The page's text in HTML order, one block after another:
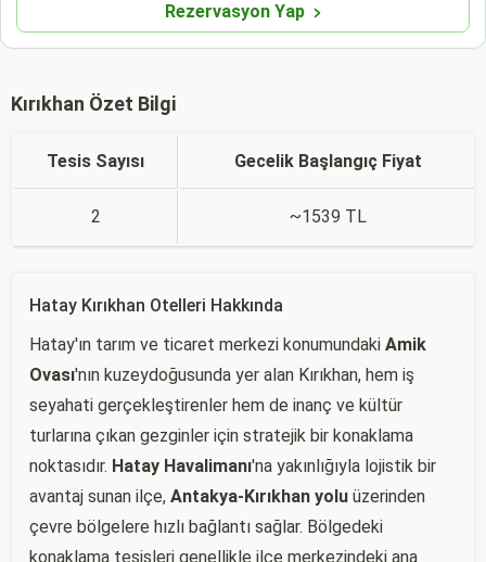
Rezervasyon Yap
Kırıkhan Özet Bilgi
Tesis Sayısı Gecelik Başlangıç Fiyat
2 ~1539 TL
Hatay Kırıkhan Otelleri Hakkında
Hatay'ın tarım ve ticaret merkezi konumundaki Amik
Ovası'nın kuzeydoğusunda yer alan Kırıkhan, hem iş
seyahati gerçekleştirenler hem de inanç ve kültür
turlarına çıkan gezginler için stratejik bir konaklama
noktasıdır. Hatay Havalimanı'na yakınlığıyla lojistik bir
avantaj sunan ilçe, Antakya-Kırıkhan yolu üzerinden
çevre bölgelere hızlı bağlantı sağlar. Bölgedeki
konaklama tesisleri genellikle ilçe merkezindeki ana